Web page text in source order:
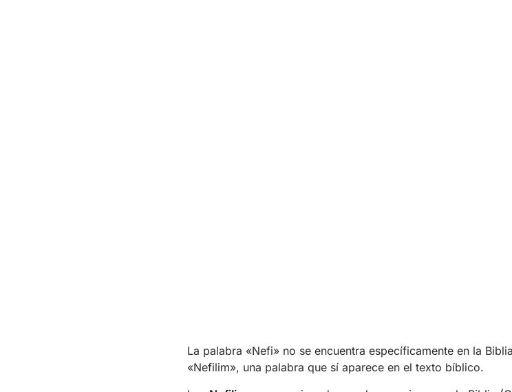
La palabra «Nefi» no se encuentra específicamente en la
«Nefilim», una palabra que sí aparece en el texto bíblico.